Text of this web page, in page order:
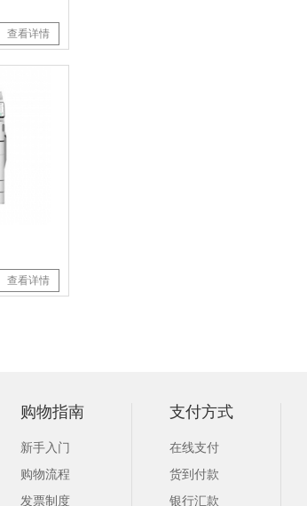
查看详情
查看详情
购物指南
新手入门
购物流程
发票制度
支付方式
在线支付
货到付款
银行汇款